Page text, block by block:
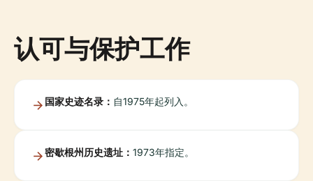
认可与保护工作
国家史迹名录： 自1975年起列入。
密歇根州历史遗址： 1973年指定。